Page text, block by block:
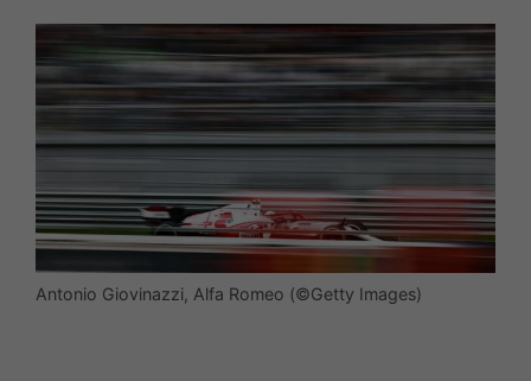
Antonio Giovinazzi, Alfa Romeo (©Getty Images)